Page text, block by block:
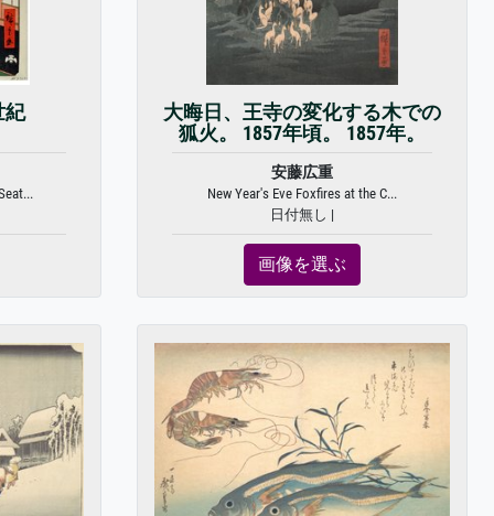
紀
大晦日、王寺の変化する木での
狐火。 1857年頃。 1857年。
安藤広重
New Year's Eve Foxfires at the C...
日付無し |
画像を選ぶ